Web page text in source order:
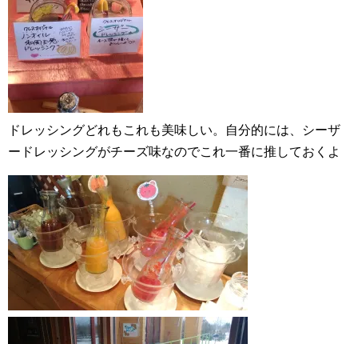
ドレッシングどれもこれも美味しい。自分的には、シーザ
ードレッシングがチーズ味なのでこれ一番に推しておくよ